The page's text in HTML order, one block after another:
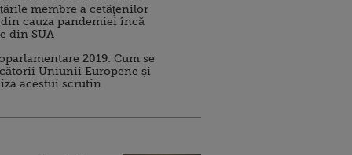
membre a cetăţenilor
cauza pandemiei încă
din SUA
2019: Cum se
Uniunii Europene și
acestui scrutin